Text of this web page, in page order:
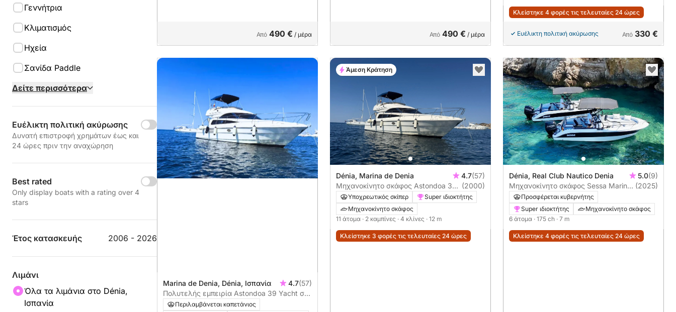
Γεννήτρια
Κλιματισμός
Ηχεία
Σανίδα Paddle
Δείτε περισσότερα
Ευέλικτη πολιτική ακύρωσης
Δυνατή επιστροφή χρημάτων έως και
24 ώρες πριν την αναχώρηση
Best rated
Only display boats with a rating over 4
stars
Έτος κατασκευής 2006 - 2026
Λιμάνι
Όλα τα λιμάνια στο Dénia,
Ισπανία
Από 490 € / μέρα Από 490 € / μέρα
Κλείστηκε 4 φορές τις τελευταίες 24 ώρες
Ευέλικτη πολιτική ακύρωσης Από 330 €
Marina de Denia, Dénia, Ισπανία 4.7(57)
Πολυτελής εμπειρία Astondoa 39 Yacht στη
Ντένια
Περιλαμβάνεται καπετάνιος
Dénia, Marina de Denia 4.7(57)
Μηχανοκίνητο σκάφος Astondoa 39
730ch
(2000)
Υποχρεωτικός σκίπερ
Super ιδιοκτήτης
Μηχανοκίνητο σκάφος
11 άτομα · 2 καμπίνες · 4 κλίνες · 12 m
Κλείστηκε 3 φορές τις τελευταίες 24 ώρες
Άμεση Κράτηση
Dénia, Real Club Nautico Denia 5.0(9)
Μηχανοκίνητο σκάφος Sessa Marine
Key Largo 175ch
(2025)
Προσφέρεται κυβερνήτης
Super ιδιοκτήτης
Μηχανοκίνητο σκάφος
6 άτομα · 175 ch · 7 m
Κλείστηκε 4 φορές τις τελευταίες 24 ώρες